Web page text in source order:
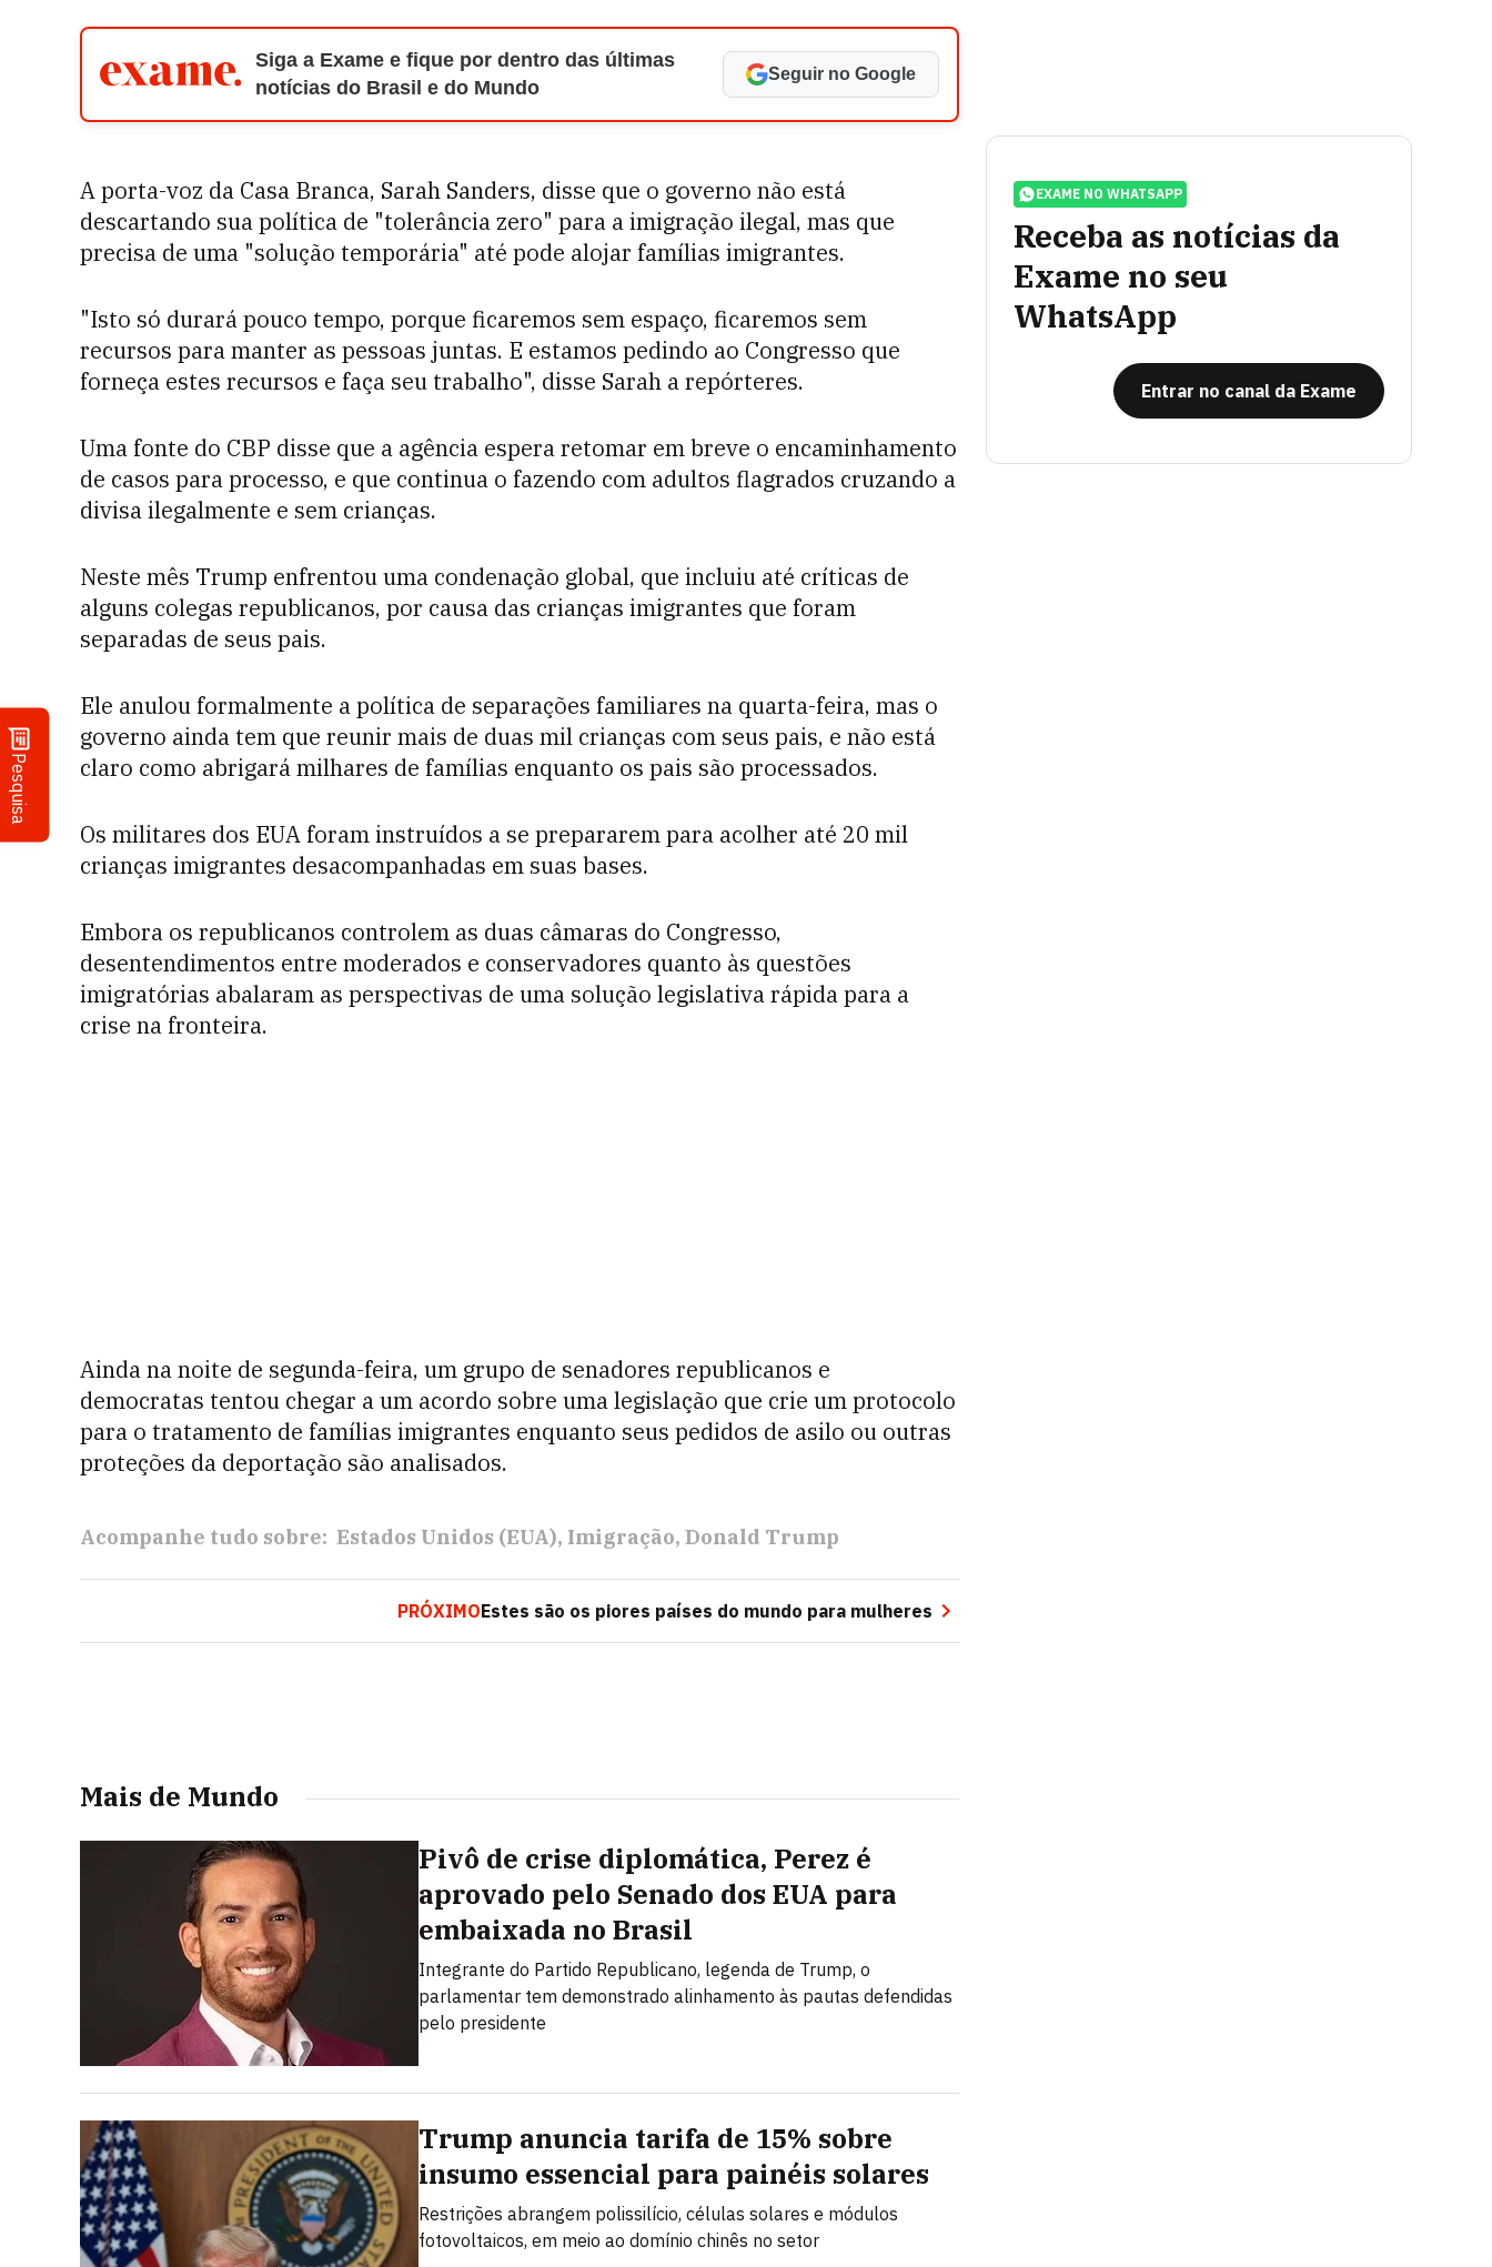
Pesquisa
Siga a Exame e fique por dentro das últimas
notícias do Brasil e do Mundo
Seguir no Google
A porta-voz da Casa Branca, Sarah Sanders, disse que o governo não está
descartando sua política de "tolerância zero" para a imigração ilegal, mas que
precisa de uma "solução temporária" até pode alojar famílias imigrantes.
"Isto só durará pouco tempo, porque ficaremos sem espaço, ficaremos sem
recursos para manter as pessoas juntas. E estamos pedindo ao Congresso que
forneça estes recursos e faça seu trabalho", disse Sarah a repórteres.
Uma fonte do CBP disse que a agência espera retomar em breve o encaminhamento
de casos para processo, e que continua o fazendo com adultos flagrados cruzando a
divisa ilegalmente e sem crianças.
Neste mês Trump enfrentou uma condenação global, que incluiu até críticas de
alguns colegas republicanos, por causa das crianças imigrantes que foram
separadas de seus pais.
Ele anulou formalmente a política de separações familiares na quarta-feira, mas o
governo ainda tem que reunir mais de duas mil crianças com seus pais, e não está
claro como abrigará milhares de famílias enquanto os pais são processados.
Os militares dos EUA foram instruídos a se prepararem para acolher até 20 mil
crianças imigrantes desacompanhadas em suas bases.
Embora os republicanos controlem as duas câmaras do Congresso,
desentendimentos entre moderados e conservadores quanto às questões
imigratórias abalaram as perspectivas de uma solução legislativa rápida para a
crise na fronteira.
Ainda na noite de segunda-feira, um grupo de senadores republicanos e
democratas tentou chegar a um acordo sobre uma legislação que crie um protocolo
para o tratamento de famílias imigrantes enquanto seus pedidos de asilo ou outras
proteções da deportação são analisados.
Acompanhe tudo sobre: Estados Unidos (EUA) Imigração Donald Trump
PRÓXIMOEstes são os piores países do mundo para mulheres
Mais de Mundo
Pivô de crise diplomática, Perez é
aprovado pelo Senado dos EUA para
embaixada no Brasil
Integrante do Partido Republicano, legenda de Trump, o
parlamentar tem demonstrado alinhamento às pautas defendidas
pelo presidente
Trump anuncia tarifa de 15% sobre
insumo essencial para painéis solares
Restrições abrangem polissilício, células solares e módulos
fotovoltaicos, em meio ao domínio chinês no setor
EXAME NO WHATSAPP
Receba as notícias da
Exame no seu
WhatsApp
Entrar no canal da Exame